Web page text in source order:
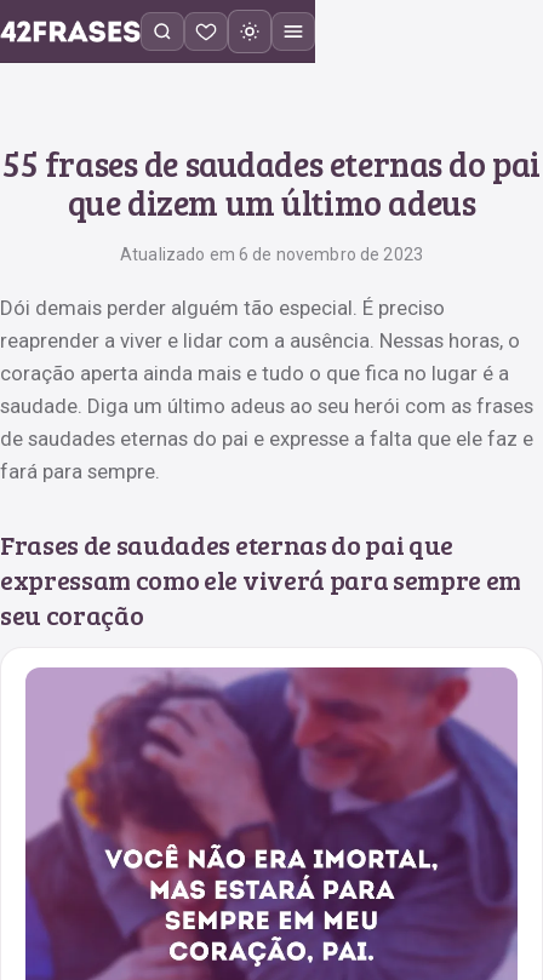
55 frases de saudades eternas do pai
que dizem um último adeus
Atualizado em 6 de novembro de 2023
Dói demais perder alguém tão especial. É preciso
reaprender a viver e lidar com a ausência. Nessas horas, o
coração aperta ainda mais e tudo o que fica no lugar é a
saudade. Diga um último adeus ao seu herói com as frases
de saudades eternas do pai e expresse a falta que ele faz e
fará para sempre.
Frases de saudades eternas do pai que
expressam como ele viverá para sempre em
seu coração